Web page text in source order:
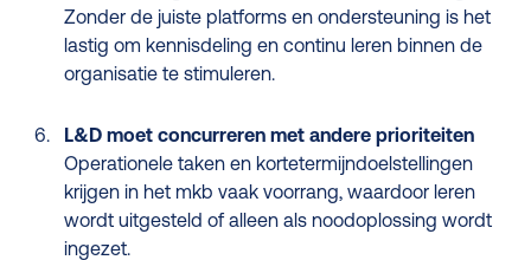
Zonder de juiste platforms en ondersteuning is het
lastig om kennisdeling en continu leren binnen de
organisatie te stimuleren.
L&D moet concurreren met andere prioriteiten
Operationele taken en kortetermijndoelstellingen
krijgen in het mkb vaak voorrang, waardoor leren
wordt uitgesteld of alleen als noodoplossing wordt
ingezet.